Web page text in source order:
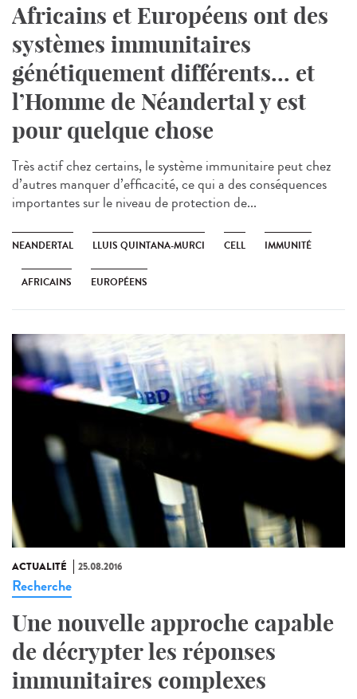
Africains et Européens ont des
systèmes immunitaires
génétiquement différents... et
l’Homme de Néandertal y est
pour quelque chose
Très actif chez certains, le système immunitaire peut chez
d’autres manquer d’efficacité, ce qui a des conséquences
importantes sur le niveau de protection de...
NEANDERTAL LLUIS QUINTANA-MURCI CELL IMMUNITÉ
AFRICAINS EUROPÉENS
ACTUALITÉ 25.08.2016
Recherche
Une nouvelle approche capable
de décrypter les réponses
immunitaires complexes